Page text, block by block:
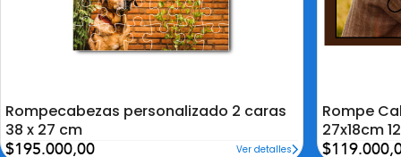
Rompecabezas personalizado 2 caras
38 x 27 cm
Precio
$195.000,00 Ver detalles
Rompe
27x18cm
Precio